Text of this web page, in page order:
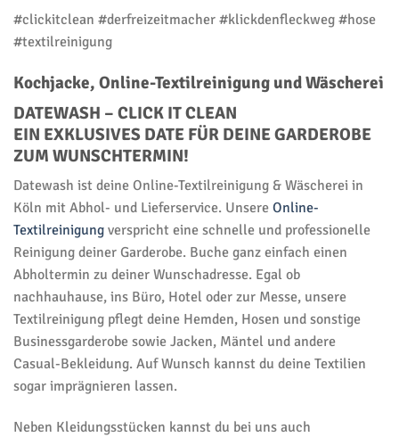
#clickitclean #derfreizeitmacher #klickdenfleckweg #hose
#textilreinigung
Kochjacke, Online-Textilreinigung und Wäscherei
DATEWASH – CLICK IT CLEAN
EIN EXKLUSIVES DATE FÜR DEINE GARDEROBE
ZUM WUNSCHTERMIN!
Datewash ist deine Online-Textilreinigung & Wäscherei in
Köln mit Abhol- und Lieferservice. Unsere Online-
Textilreinigung verspricht eine schnelle und professionelle
Reinigung deiner Garderobe. Buche ganz einfach einen
Abholtermin zu deiner Wunschadresse. Egal ob
nachhauhause, ins Büro, Hotel oder zur Messe, unsere
Textilreinigung pflegt deine Hemden, Hosen und sonstige
Businessgarderobe sowie Jacken, Mäntel und andere
Casual-Bekleidung. Auf Wunsch kannst du deine Textilien
sogar imprägnieren lassen.
Neben Kleidungsstücken kannst du bei uns auch